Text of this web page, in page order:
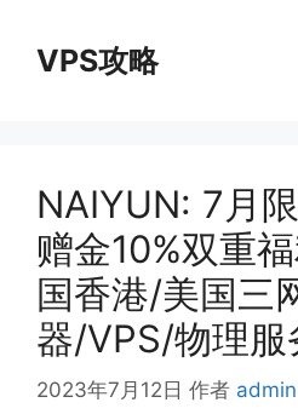
VPS攻略
NAIYUN: 7月
赠金10%双重
国香港/美国三
器/VPS/物理
2023年7月12日 作者 admin